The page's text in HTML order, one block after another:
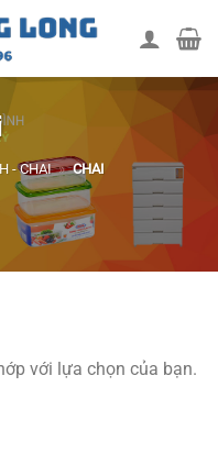
- CHAI » CHAI
với lựa chọn của bạn.